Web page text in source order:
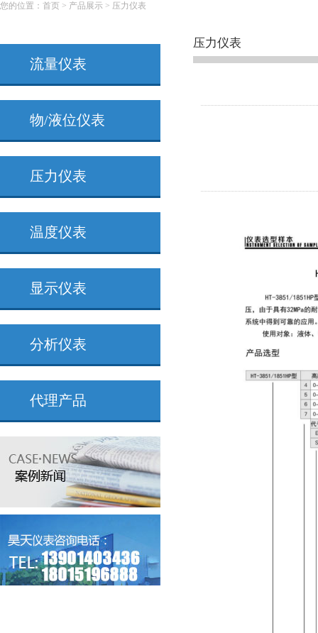
您的位置： 首页 > 产品展示 > 压力仪表
流量仪表
物/液位仪表
压力仪表
温度仪表
显示仪表
分析仪表
代理产品
压力仪表